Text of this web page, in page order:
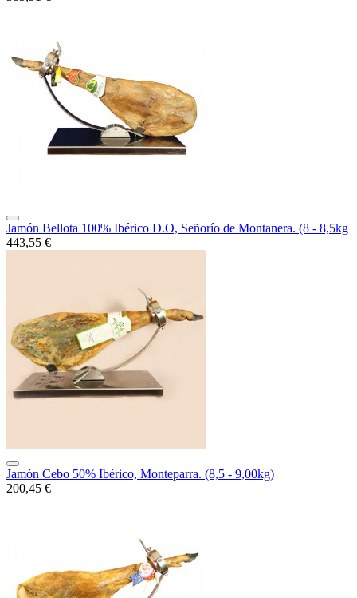
Jamón Bellota 100% Ibérico D.O, Señorío de Montanera. (8 - 8,5kg
443,55 €
Jamón Cebo 50% Ibérico, Monteparra. (8,5 - 9,00kg)
200,45 €